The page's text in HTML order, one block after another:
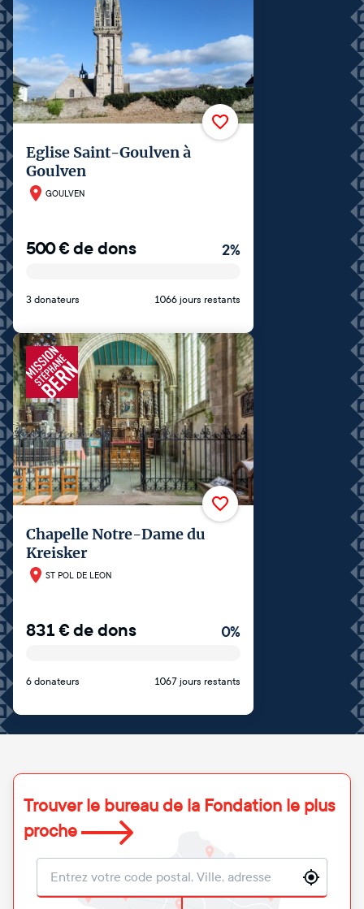
Eglise Saint-Goulven à
Goulven
GOULVEN
500€de dons 2%
3 donateurs 1066 jours restants
Chapelle Notre-Dame du
Kreisker
ST POL DE LEON
831€de dons 0%
6 donateurs 1067 jours restants
Trouver le bureau de la Fondation le plus
proche
Localisation